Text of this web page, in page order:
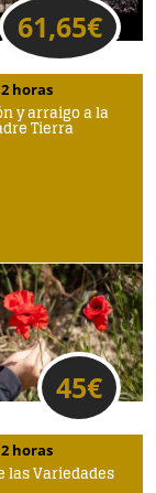
2 horas
y arraigo a la
Tierra
45€
61,65€
2 horas
las Variedades